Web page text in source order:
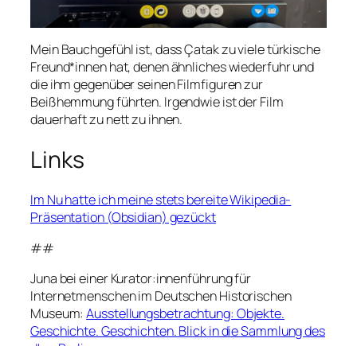
Mein Bauchgefühl ist, dass Çatak zu viele türkische
Freund*innen hat, denen ähnliches wiederfuhr und
die ihm gegenüber seinen Filmfiguren zur
Beißhemmung führten. Irgendwie ist der Film
dauerhaft zu nett zu ihnen.
Links
Im Nu hatte ich meine stets bereite Wikipedia-
Präsentation (Obsidian) gezückt
##
Juna bei einer Kurator:innenführung für
Internetmenschen im Deutschen Historischen
Museum:Ausstellungsbetrachtung: Objekte.
Geschichte. Geschichten. Blick in die Sammlung des